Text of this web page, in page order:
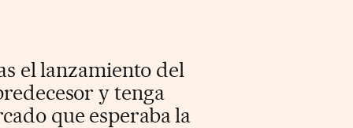
el lanzamiento del
y tenga
que esperaba la